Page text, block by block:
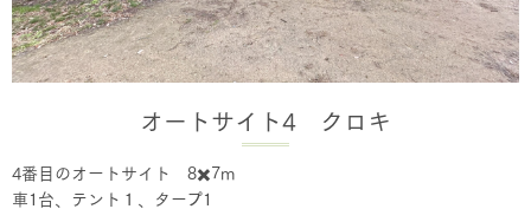
オートサイト4 クロキ
4番目のオートサイト 8✖️7m
車1台、テント１、タープ1